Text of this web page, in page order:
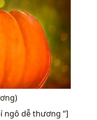
ngô dễ thương “]